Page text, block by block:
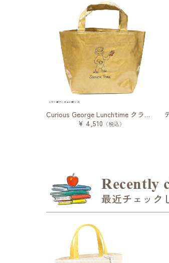
Curious George Lunchtime クラフトバッグ
¥ 4,510 （税込）
Recently
最近チェック